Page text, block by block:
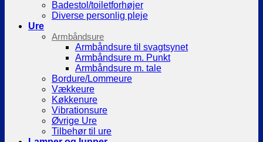
Badestol/toiletforhøjer
Diverse personlig pleje
Ure
Armbåndsure
Armbåndsure til svagtsynet
Armbåndsure m. Punkt
Armbåndsure m. tale
Bordure/Lommeure
Vækkeure
Køkkenure
Vibrationsure
Øvrige Ure
Tilbehør til ure